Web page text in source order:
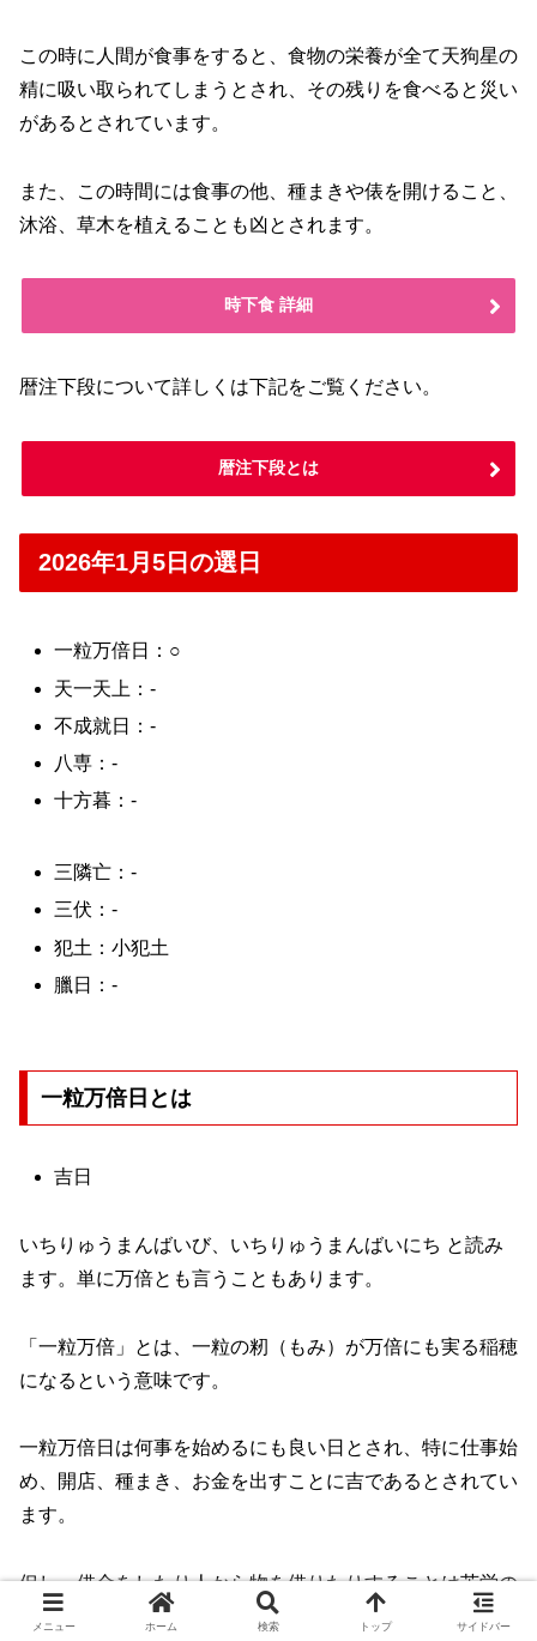
この時に人間が食事をすると、食物の栄養が全て天狗星の
精に吸い取られてしまうとされ、その残りを食べると災い
があるとされています。
また、この時間には食事の他、種まきや俵を開けること、
沐浴、草木を植えることも凶とされます。
時下食 詳細
暦注下段について詳しくは下記をご覧ください。
暦注下段とは
2026年1月5日の選日
一粒万倍日：○
天一天上：-
不成就日：-
八専：-
十方暮：-
三隣亡：-
三伏：-
犯土：小犯土
臘日：-
一粒万倍日とは
吉日
いちりゅうまんばいび、いちりゅうまんばいにち と読み
ます。単に万倍とも言うこともあります。
「一粒万倍」とは、一粒の籾（もみ）が万倍にも実る稲穂
になるという意味です。
一粒万倍日は何事を始めるにも良い日とされ、特に仕事始
め、開店、種まき、お金を出すことに吉であるとされてい
ます。
但し、借金をしたり人から物を借りたりすることは苦労の
種が万倍になるので凶とされるので、気をつけた方がいい
メニュー ホーム 検索 トップ サイドバー